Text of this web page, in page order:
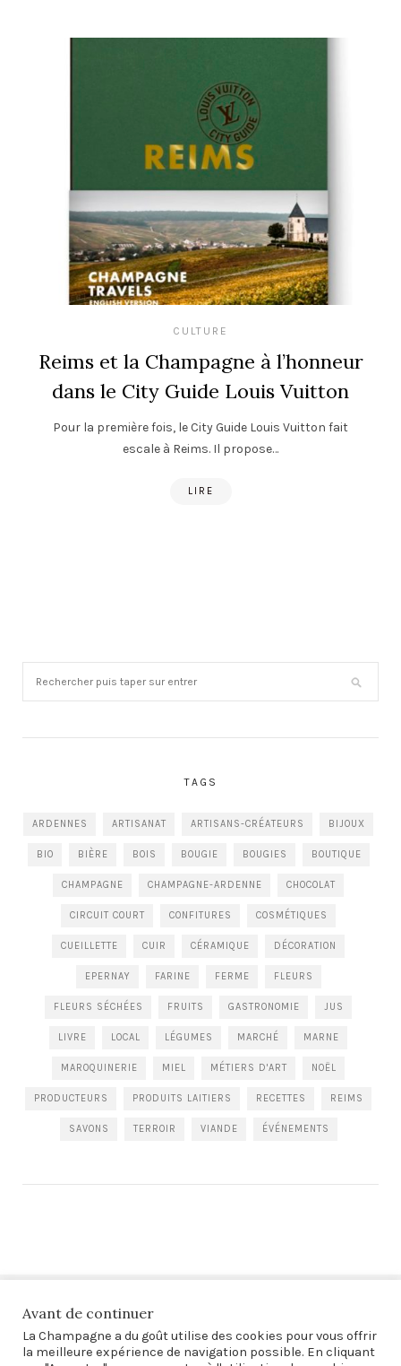
CULTURE
Reims et la Champagne à l’honneur
dans le City Guide Louis Vuitton
Pour la première fois, le City Guide Louis Vuitton fait
escale à Reims. Il propose…
LIRE
TAGS
ARDENNES ARTISANAT ARTISANS-CRÉATEURS BIJOUX
BIO BIÈRE BOIS BOUGIE BOUGIES BOUTIQUE
CHAMPAGNE CHAMPAGNE-ARDENNE CHOCOLAT
CIRCUIT COURT CONFITURES COSMÉTIQUES
CUEILLETTE CUIR CÉRAMIQUE DÉCORATION
EPERNAY FARINE FERME FLEURS
FLEURS SÉCHÉES FRUITS GASTRONOMIE JUS
LIVRE LOCAL LÉGUMES MARCHÉ MARNE
MAROQUINERIE MIEL MÉTIERS D'ART NOËL
PRODUCTEURS PRODUITS LAITIERS RECETTES REIMS
SAVONS TERROIR VIANDE ÉVÉNEMENTS
Avant de continuer
La Champagne a du goût utilise des cookies pour vous offrir
la meilleure expérience de navigation possible. En cliquant